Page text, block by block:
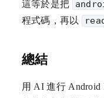
這等於是把
程式碼，再以
總結
用 AI 進行 Android